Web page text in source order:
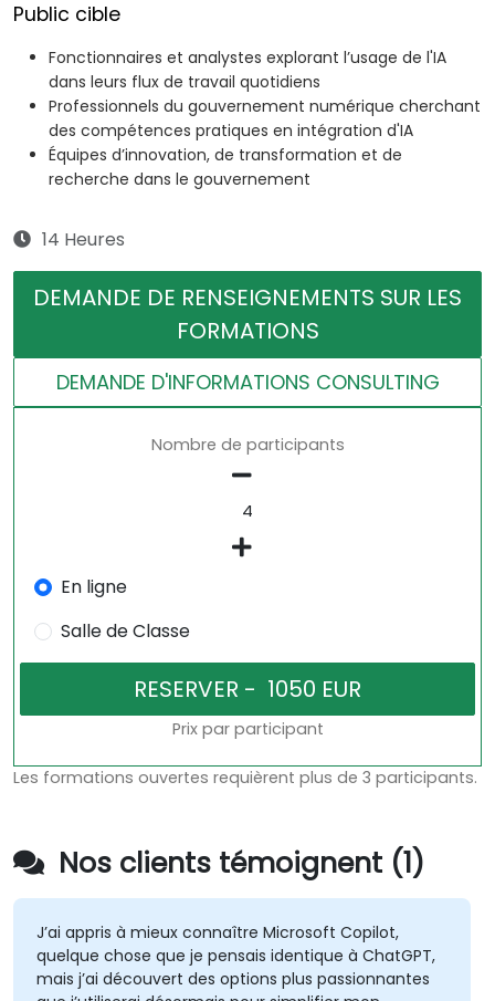
Public cible
Fonctionnaires et analystes explorant l’usage de l'IA
dans leurs flux de travail quotidiens
Professionnels du gouvernement numérique cherchant
des compétences pratiques en intégration d'IA
Équipes d’innovation, de transformation et de
recherche dans le gouvernement
14 Heures
DEMANDE DE RENSEIGNEMENTS SUR LES
FORMATIONS
DEMANDE D'INFORMATIONS CONSULTING
Nombre de participants
En ligne
Salle de Classe
Prix par participant
Les formations ouvertes requièrent plus de 3 participants.
Nos clients témoignent (1)
J’ai appris à mieux connaître Microsoft Copilot,
quelque chose que je pensais identique à ChatGPT,
mais j’ai découvert des options plus passionnantes